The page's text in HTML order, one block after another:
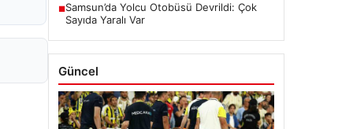
■Samsun’da Yolcu Otobüsü Devrildi: Çok
Sayıda Yaralı Var
Güncel